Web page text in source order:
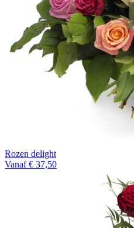
Rozen delight
Vanaf € 37,50